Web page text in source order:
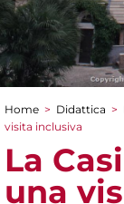
Tu sei qui
Home > Didattica >
visita inclusiva
La
una